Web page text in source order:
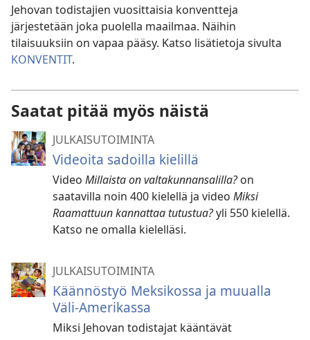
Jehovan todistajien vuosittaisia konventteja
järjestetään joka puolella maailmaa. Näihin
tilaisuuksiin on vapaa pääsy. Katso lisätietoja sivulta
KONVENTIT.
Saatat pitää myös näistä
JULKAISUTOIMINTA
Videoita sadoilla kielillä
Video Millaista on valtakunnansalilla?on
saatavilla noin 400 kielellä ja video Miksi
Raamattuun kannattaa tutustua?yli 550 kielellä.
Katso ne omalla kielelläsi.
JULKAISUTOIMINTA
Käännöstyö Meksikossa ja muualla
Väli-Amerikassa
Miksi Jehovan todistajat kääntävät